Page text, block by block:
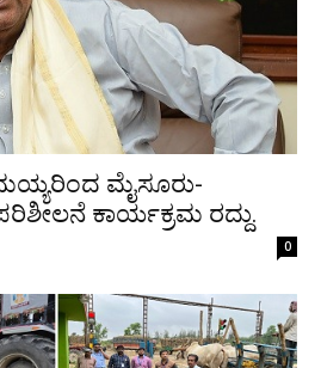
ಮೈಸೂರು-
ಕಾರ್ಯಕ್ರಮ ರದ್ದು.
0